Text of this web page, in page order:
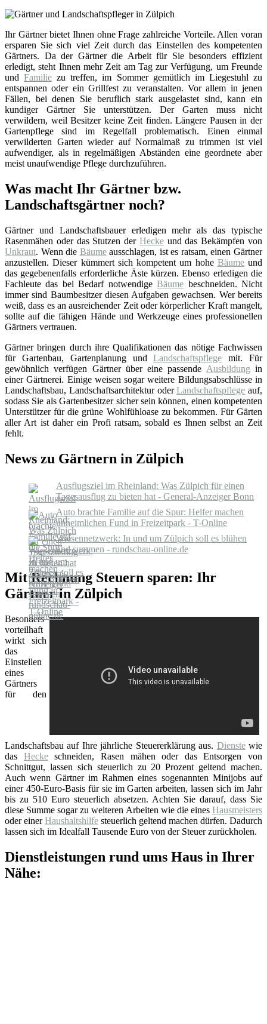
Ihr Gärtner bietet Ihnen ohne Frage zahlreiche Vorteile. Allen voran
ersparen Sie sich viel Zeit durch das Einstellen des kompetenten
Gärtners. Da der Gärtner die Arbeit für Sie besonders effizient
erledigt, steht Ihnen mehr Zeit am Tag zur Verfügung, um Freunde
undFamilie zu treffen, im Sommer gemütlich im Liegestuhl zu
entspannen oder ein Grillfest zu veranstalten. Vor allem in jenen
Fällen, bei denen Sie beruflich stark ausgelastet sind, kann ein
kundiger Gärtner Sie unterstützen. Der Garten muss nicht
verwildern, weil Besitzer keine Zeit finden. Längere Pausen in der
Gartenpflege sind im Regelfall problematisch. Einen einmal
verwilderten Garten wieder auf Normalmaß zu trimmen ist viel
aufwendiger, als in regelmäßigen Abständen eine geordnete aber
meist unaufwendige Pflege durchzuführen.
Was macht Ihr Gärtner bzw.
Landschaftsgärtner noch?
Gärtner und Landschaftsbauer erledigen mehr als das typische
Rasenmähen oder das Stutzen der Heckeund das Bekämpfen von
Unkraut. Wenn die Bäumeausschlagen, ist es ratsam, einen Gärtner
anzustellen. Dieser kümmert sich kompetent um hohe Bäumeund
das gegebenenfalls erforderliche Äste kürzen. Ebenso erledigen die
Fachleute das bei Bedarf notwendigeBäume beschneiden. Nicht
immer sind Baumbesitzer diesen Aufgaben gewachsen. Wer bereits
weiß, dass es an ausreichender Zeit oder körperlicher Kraft mangelt,
sollte auf die fähigen Hände und Werkzeuge eines professionellen
Gärtners vertrauen.
Gärtner bringen durch ihre Qualifikationen das nötige Fachwissen
für Gartenbau, Gartenplanung undLandschaftspflege mit. Für
gewöhnlich verfügen Gärtner über eine passende Ausbildung in
einer Gärtnerei. Einige weisen sogar weitere Bildungsabschlüsse in
Landschaftsbau, Landschaftsarchitektur oderLandschaftspflege auf,
sodass Sie als Gartenbesitzer sicher sein können, einen kompetenten
Unterstützer für die grüne Wohlfühloase zu bekommen. Für Gärten
aller Art ist daher ein Profi ratsam, sobald es Ihnen selbst an Zeit
fehlt.
News zu Gärtnern in Zülpich
Ausflugsziel im Rheinland: Was Zülpich für einen
Tagesausflug zu bieten hat - General-Anzeiger Bonn
Auto brachte Familie auf die Spur: Helfer machen
unheimlichen Fund in Freizeitpark - T-Online
Wiesennetzwerk: In und um Zülpich soll es blühen
und summen - rundschau-online.de
Mit Rechnung Steuern sparen: Ihr
Gärtner in Zülpich
Besonders
vorteilhaft
wirkt sich
das
Einstellen
eines
Gärtners
für den
Landschaftsbau auf Ihre jährliche Steuererklärung aus. Dienstewie
das Heckeschneiden, Rasen mähen oder das Entsorgen von
Schnittgut, lassen sich steuerlich zu 20 Prozent geltend machen.
Auch wenn Gärtner im Rahmen eines sogenannten Minijobs auf
einer 450-Euro-Basis für sie im Garten arbeiten, lassen sich im Jahr
bis zu 510 Euro steuerlich absetzen. Achten Sie darauf, dass Sie
diese Summe sogar zu weiteren Arbeiten wie die eines Hausmeisters
oder einerHaushaltshilfe steuerlich geltend machen dürfen. Dadurch
lassen sich im Idealfall Tausende Euro von der Steuer zurückholen.
Dienstleistungen rund ums Haus in Ihrer
Nähe: